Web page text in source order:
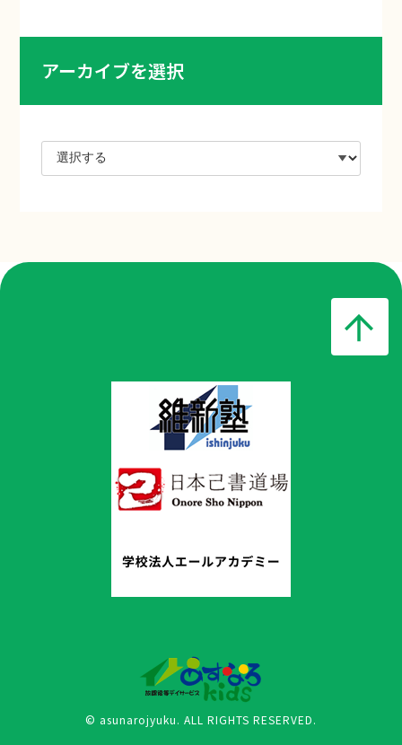
アーカイブを選択
© asunarojyuku. ALL RIGHTS RESERVED.